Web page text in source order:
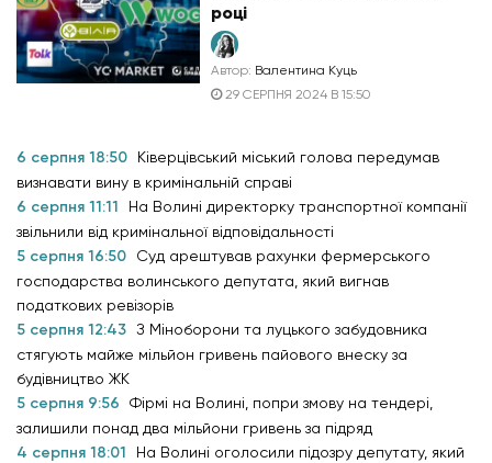
році
Автор: Валентина Куць
29 СЕРПНЯ 2024 В 15:50
6 серпня 18:50
Ківерцівський міський голова передумав
визнавати вину в кримінальній справі
6 серпня 11:11
На Волині директорку транспортної компанії
звільнили від кримінальної відповідальності
5 серпня 16:50
Суд арештував рахунки фермерського
господарства волинського депутата, який вигнав
податкових ревізорів
5 серпня 12:43 З Міноборони та луцького забудовника
стягують майже мільйон гривень пайового внеску за
будівництво ЖК
5 серпня 9:56
Фірмі на Волині, попри змову на тендері,
залишили понад два мільйони гривень за підряд
4 серпня 18:01
На Волині оголосили підозру депутату, який